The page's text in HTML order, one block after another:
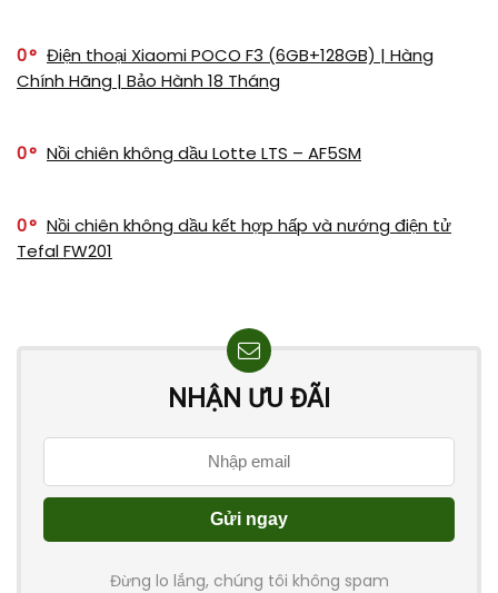
0
Điện thoại Xiaomi POCO F3 (6GB+128GB) | Hàng
Chính Hãng | Bảo Hành 18 Tháng
0 Nồi chiên không dầu Lotte LTS – AF5SM
0
Nồi chiên không dầu kết hợp hấp và nướng điện tử
Tefal FW201
NHẬN ƯU ĐÃI
Đừng lo lắng, chúng tôi không spam